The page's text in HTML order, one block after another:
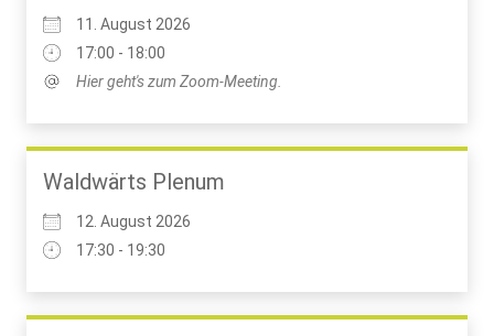
11. August 2026
17:00 - 18:00
Hier geht's zum Zoom-Meeting.
Waldwärts Plenum
12. August 2026
17:30 - 19:30